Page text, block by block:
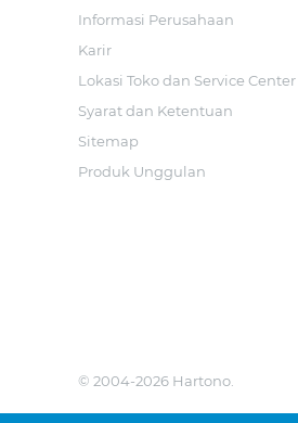
Informasi Perusahaan
Karir
Lokasi Toko dan Service Center
Syarat dan Ketentuan
Sitemap
Produk Unggulan
© 2004-2026 Hartono.